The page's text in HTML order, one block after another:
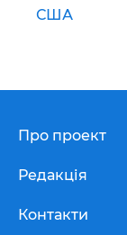
США
Про проект
Редакція
Контакти